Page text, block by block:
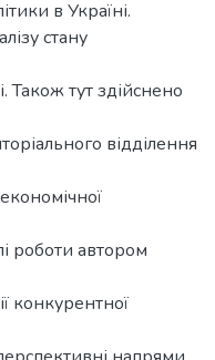
в Україні.
стану
Також тут здійснено
відділення
роботи автором
конкурентної